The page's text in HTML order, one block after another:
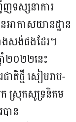
ើញទស្សនាការ
អាកាសយានដ្ឋាន
ងសង់ផងដែរ។
ាំ២០២២នេះ
ាតិថ្មី សៀមរាប-
ក ស្រុកសូទ្រនិគម
បាន